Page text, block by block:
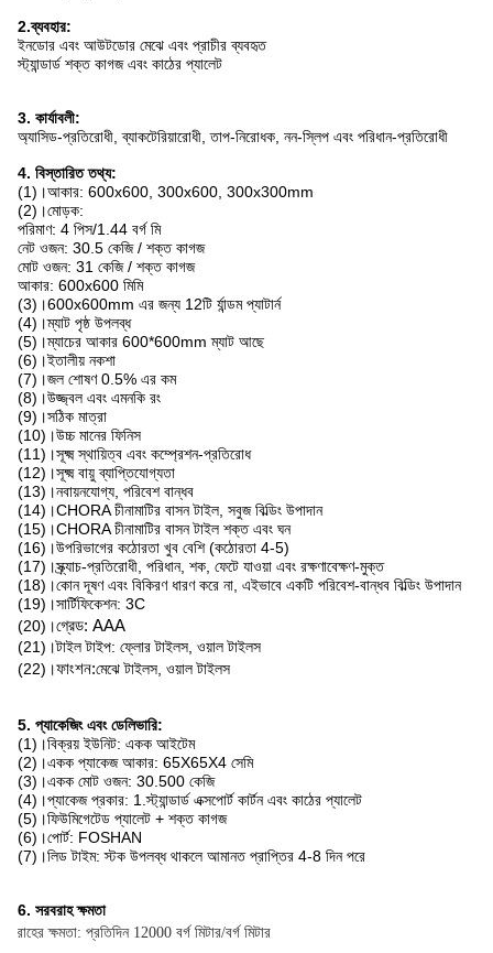
2.ব্যবহার:
ইনডোর এবং আউটডোর মেঝে এবং প্রাচীর ব্যবহৃত
স্ট্যান্ডার্ড শক্ত কাগজ এবং কাঠের প্যালেট
3. কার্যাবলী:
অ্যাসিড-প্রতিরোধী, ব্যাকটেরিয়ারোধী, তাপ-নিরোধক, নন-স্লিপ এবং পরিধান-প্রতিরোধী
4. বিস্তারিত তথ্য:
(1)।আকার: 600x600, 300x600, 300x300mm
(2)।মোড়ক:
পরিমাণ: 4 পিস/1.44 বর্গ মি
নেট ওজন: 30.5 কেজি / শক্ত কাগজ
মোট ওজন: 31 কেজি / শক্ত কাগজ
আকার: 600x600 মিমি
(3)।600x600mm এর জন্য 12টি র্যান্ডম প্যাটার্ন
(4)।ম্যাট পৃষ্ঠ উপলব্ধ
(5)।ম্যাচের আকার 600*600mm ম্যাট আছে
(6)।ইতালীয় নকশা
(7)।জল শোষণ 0.5% এর কম
(8)।উজ্জ্বল এবং এমনকি রং
(9)।সঠিক মাত্রা
(10)।উচ্চ মানের ফিনিস
(11)।সূক্ষ্ম স্থায়িত্ব এবং কম্প্রেশন-প্রতিরোধ
(12)।সূক্ষ্ম বায়ু ব্যাপ্তিযোগ্যতা
(13)।নবায়নযোগ্য, পরিবেশ বান্ধব
(14)।CHORA চীনামাটির বাসন টাইল, সবুজ বিল্ডিং উপাদান
(15)।CHORA চীনামাটির বাসন টাইল শক্ত এবং ঘন
(16)।উপরিভাগের কঠোরতা খুব বেশি (কঠোরতা 4-5)
(17)।স্ক্র্যাচ-প্রতিরোধী, পরিধান, শক, ফেটে যাওয়া এবং রক্ষণাবেক্ষণ-মুক্ত
(18)।কোন দূষণ এবং বিকিরণ ধারণ করে না, এইভাবে একটি পরিবেশ-বান্ধব বিল্ডিং উপাদান
(19)।সার্টিফিকেশন: 3C
(20)।গ্রেড: AAA
(21)।টাইল টাইপ: ফ্লোর টাইলস, ওয়াল টাইলস
(22)।ফাংশন:মেঝে টাইলস, ওয়াল টাইলস
5. প্যাকেজিং এবং ডেলিভারি:
(1)।বিক্রয় ইউনিট: একক আইটেম
(2)।একক প্যাকেজ আকার: 65X65X4 সেমি
(3)।একক মোট ওজন: 30.500 কেজি
(4)।প্যাকেজ প্রকার: 1.স্ট্যান্ডার্ড এক্সপোর্ট কার্টন এবং কাঠের প্যালেট
(5)।ফিউমিগেটেড প্যালেট + শক্ত কাগজ
(6)।পোর্ট: FOSHAN
(7)।লিড টাইম: স্টক উপলব্ধ থাকলে আমানত প্রাপ্তির 4-8 দিন পরে
6. সরবরাহ ক্ষমতা
ক্ষমতা: প্রতিদিন 12000 বর্গ মিটার/বর্গ মিটার